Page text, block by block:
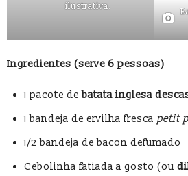
ilustrativa.
Ingredientes (serve 6 pessoas)
1 pacote debatata inglesa
1 bandeja de ervilha fresca petit
1/2 bandeja de bacon defumado
Cebolinha fatiada a gosto (ou